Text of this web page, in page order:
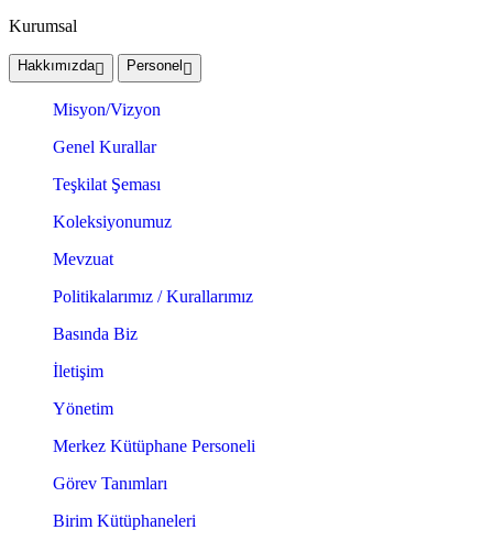
Kurumsal
Hakkımızda Personel
Misyon/Vizyon
Genel Kurallar
Teşkilat Şeması
Koleksiyonumuz
Mevzuat
Politikalarımız / Kurallarımız
Basında Biz
İletişim
Yönetim
Merkez Kütüphane Personeli
Görev Tanımları
Birim Kütüphaneleri